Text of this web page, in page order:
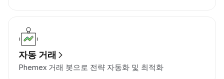
자동 거래
Phemex 거래 봇으로 전략 자동화 및 최적화